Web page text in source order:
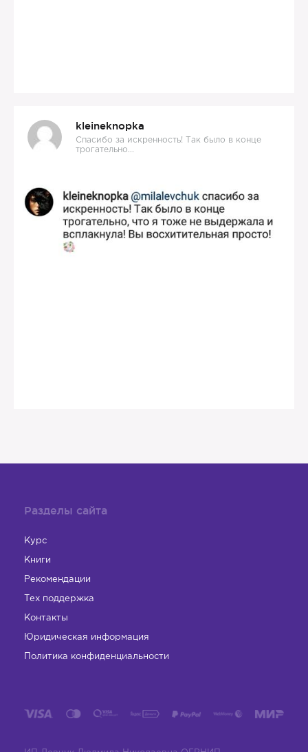
kleineknopka
Спасибо за искренность! Так было в конце
трогательно...
Разделы сайта
Курс
Книги
Рекомендации
Тех поддержка
Контакты
Юридическая информация
Политика конфиденциальности